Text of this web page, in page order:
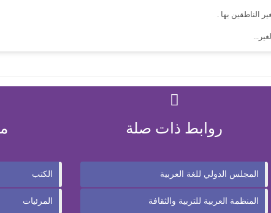
الناطقين بها .
روابط ذات صلة
المجلس الدولي للغة العربية
المنظمة العربية للتربية والثقافة
الكتب
المرئيات